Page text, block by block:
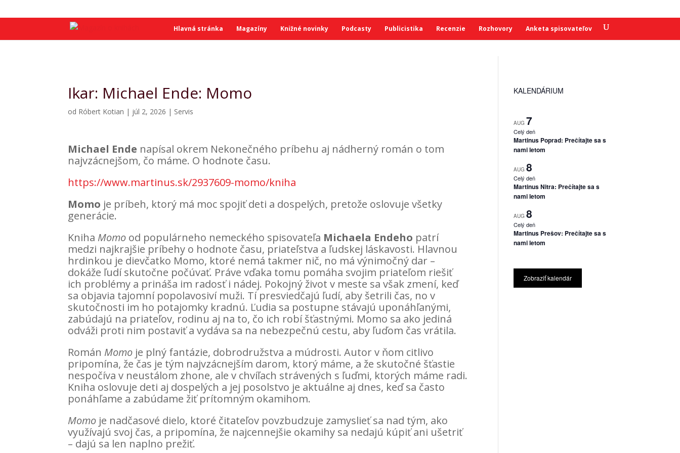
Hlavná stránka Magazíny Knižné novinky Podcasty Publicistika Recenzie Rozhovory Anketa spisovateľov
Ikar: Michael Ende: Momo
od Róbert Kotian | júl 2, 2026 | Servis
Michael Ende napísal okrem Nekonečného príbehu aj nádherný román o tom
najvzácnejšom, čo máme. O hodnote času.
https://www.martinus.sk/2937609-momo/kniha
Momo je príbeh, ktorý má moc spojiť deti a dospelých, pretože oslovuje všetky
generácie.
Kniha Momo od populárneho nemeckého spisovateľa Michaela Endeho patrí
medzi najkrajšie príbehy o hodnote času, priateľstva a ľudskej láskavosti. Hlavnou
hrdinkou je dievčatko Momo, ktoré nemá takmer nič, no má výnimočný dar –
dokáže ľudí skutočne počúvať. Práve vďaka tomu pomáha svojim priateľom riešiť
ich problémy a prináša im radosť i nádej. Pokojný život v meste sa však zmení, keď
sa objavia tajomní popolavosiví muži. Tí presviedčajú ľudí, aby šetrili čas, no v
skutočnosti im ho potajomky kradnú. Ľudia sa postupne stávajú uponáhľanými,
zabúdajú na priateľov, rodinu aj na to, čo ich robí šťastnými. Momo sa ako jediná
odváži proti nim postaviť a vydáva sa na nebezpečnú cestu, aby ľuďom čas vrátila.
Román Momo je plný fantázie, dobrodružstva a múdrosti. Autor v ňom citlivo
pripomína, že čas je tým najvzácnejším darom, ktorý máme, a že skutočné šťastie
nespočíva v neustálom zhone, ale v chvíľach strávených s ľuďmi, ktorých máme radi.
Kniha oslovuje deti aj dospelých a jej posolstvo je aktuálne aj dnes, keď sa často
ponáhľame a zabúdame žiť prítomným okamihom.
Momo je nadčasové dielo, ktoré čitateľov povzbudzuje zamyslieť sa nad tým, ako
využívajú svoj čas, a pripomína, že najcennejšie okamihy sa nedajú kúpiť ani ušetriť
– dajú sa len naplno prežiť.
KALENDÁRIUM
AUG 7
Celý deň
Martinus Poprad: Prečítajte sa s
nami letom
AUG8
Celý deň
Martinus Nitra: Prečítajte sa s
nami letom
AUG8
Celý deň
Martinus Prešov: Prečítajte sa s
nami letom
Zobraziť kalendár